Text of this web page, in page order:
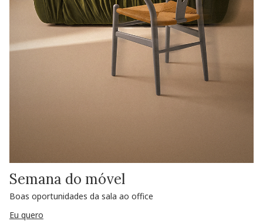
Semana do móvel
Boas oportunidades da sala ao office
Eu quero